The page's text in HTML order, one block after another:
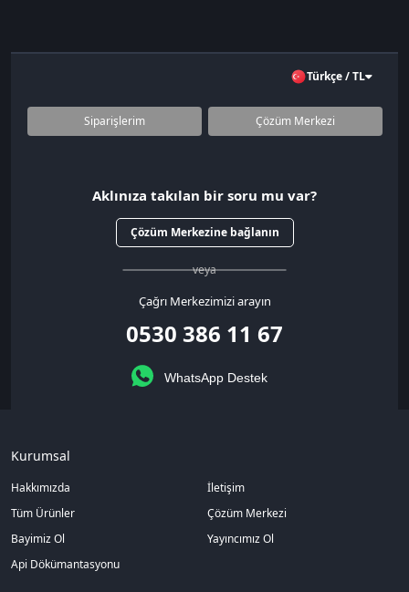
Türkçe / TL
Siparişlerim Çözüm Merkezi
Aklınıza takılan bir soru mu var?
Çözüm Merkezine bağlanın
veya
Çağrı Merkezimizi arayın
0530 386 11 67
WhatsApp Destek
Kurumsal
Hakkımızda
İletişim
Tüm Ürünler
Çözüm Merkezi
Bayimiz Ol
Yayıncımız Ol
Api Dökümantasyonu